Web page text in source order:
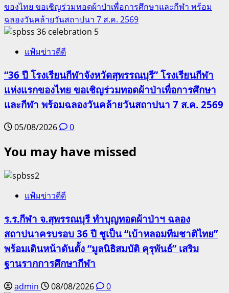
ของไทย ขอเชิญร่วมทอดผ้าป่าเพื่อการศึกษาและกีฬา พร้อม
ฉลองวันคล้ายวันสถาปนา 7 ส.ค. 2569
5
แฟ้มข่าวดีดี
“36 ปี โรงเรียนกีฬาจังหวัดสุพรรณบุรี” โรงเรียนกีฬา
แห่งแรกของไทย ขอเชิญร่วมทอดผ้าป่าเพื่อการศึกษา
และกีฬา พร้อมฉลองวันคล้ายวันสถาปนา 7 ส.ค. 2569
05/08/2026 0
You may have missed
แฟ้มข่าวดีดี
ร.ร.กีฬา จ.สุพรรณบุรี ทำบุญทอดผ้าป่าฯ ฉลอง
สถาปนาครบรอบ 36 ปี ชูเป็น “เบ้าหลอมทีมชาติไทย”
พร้อมเดินหน้าดันตั้ง “มูลนิธิสมบัติ คุรุพันธ์” เสริม
ฐานรากการศึกษากีฬา
admin 08/08/2026 0